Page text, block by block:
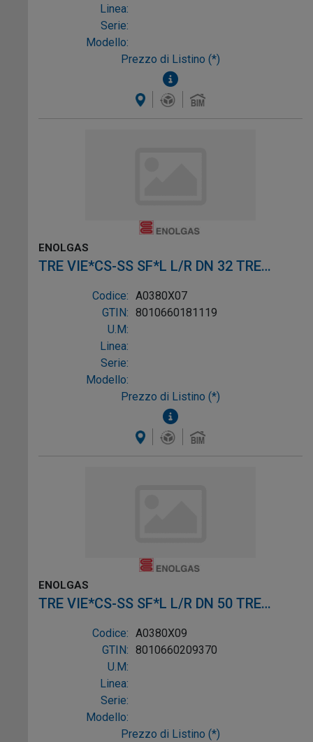
Linea:
Serie:
Modello:
Prezzo di Listino (*)
ENOLGAS
TRE VIE*CS-SS SF*L L/R DN 32 TRE
VIE*CS-SS SF*L L/R DN 3
Codice: A0380X07
GTIN: 8010660181119
U.M:
Linea:
Serie:
Modello:
Prezzo di Listino (*)
ENOLGAS
TRE VIE*CS-SS SF*L L/R DN 50 TRE
VIE*CS-SS SF*L L/R DN 5
Codice: A0380X09
GTIN: 8010660209370
U.M:
Linea:
Serie:
Modello:
Prezzo di Listino (*)